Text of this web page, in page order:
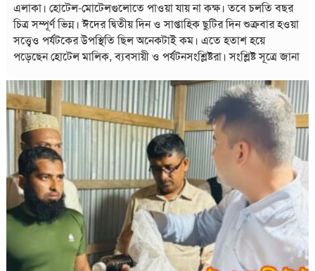
এলাকা। হোটেল-মোটেলগুলোতে পাওয়া যায় না কক্ষ। তবে চলতি বছর
চিত্র সম্পূর্ণ ভিন্ন। ঈদের দ্বিতীয় দিন ও সাপ্তাহিক ছুটির দিন শুক্রবার হওয়া
সত্ত্বেও পর্যটকের উপস্থিতি ছিল অনেকটাই কম। এতে হতাশ হয়ে
পড়েছেন হোটেল মালিক, ব্যবসায়ী ও পর্যটনসংশ্লিষ্টরা। সংশ্লিষ্ট সূত্রে জানা
হাউজের বেশিরভাগই আশানুরূপ বুকিং হয়নি। কোথাও ২০ শতাংশ,
কোথাও ৪০ শতাংশ কক্ষ বুকিং হয়েছে। অনেক হোটেলে অর্ধেকেরও বেশি
কক্ষ ফাঁকা পড়ে রয়েছে। ঈদ মৌসুমকে ঘিরে যেসব ব্যবসায়ী বড় ধরনের
প্রস্তুতি নিয়েছিলেন, তাদের অনেকেই এখন লোকসানের শঙ্কা